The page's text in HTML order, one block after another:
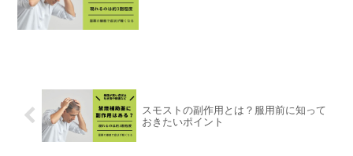
スモストの副作用とは？服用前に知って
おきたいポイント